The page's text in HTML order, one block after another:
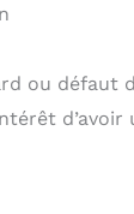
ou
d’avoir